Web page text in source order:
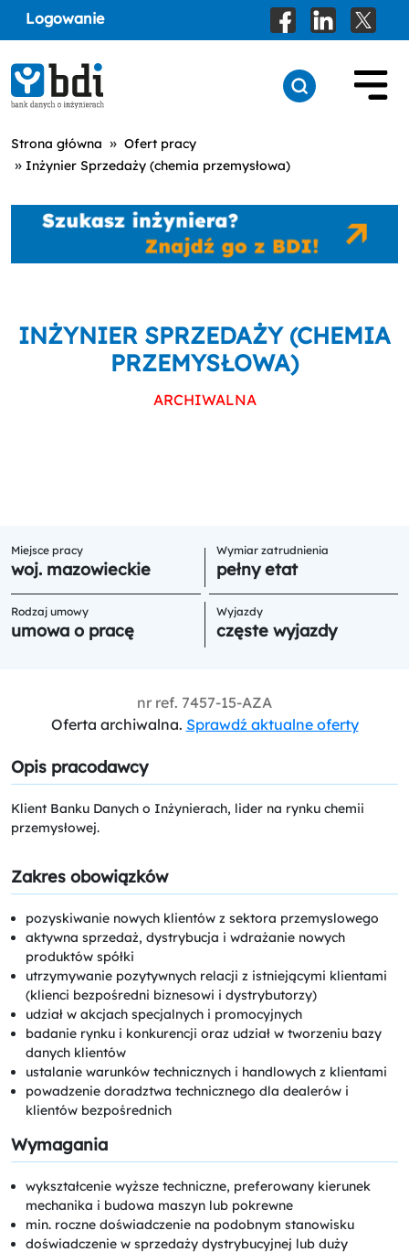
Logowanie
Strona główna » Ofert pracy
» Inżynier Sprzedaży (chemia przemysłowa)
INŻYNIER SPRZEDAŻY (CHEMIA
PRZEMYSŁOWA)
ARCHIWALNA
Miejsce pracy
woj. mazowieckie
Wymiar zatrudnienia
pełny etat
Rodzaj umowy
umowa o pracę
Wyjazdy
częste wyjazdy
nr ref. 7457-15-AZA
Oferta archiwalna. Sprawdź aktualne oferty
Opis pracodawcy
Klient Banku Danych o Inżynierach, lider na rynku chemii
przemysłowej.
Zakres obowiązków
pozyskiwanie nowych klientów z sektora przemyslowego
aktywna sprzedaż, dystrybucja i wdrażanie nowych
produktów spółki
utrzymywanie pozytywnych relacji z istniejącymi klientami
(klienci bezpośredni biznesowi i dystrybutorzy)
udział w akcjach specjalnych i promocyjnych
badanie rynku i konkurencji oraz udział w tworzeniu bazy
danych klientów
ustalanie warunków technicznych i handlowych z klientami
powadzenie doradztwa technicznego dla dealerów i
klientów bezpośrednich
Wymagania
wykształcenie wyższe techniczne, preferowany kierunek
mechanika i budowa maszyn lub pokrewne
min. roczne doświadczenie na podobnym stanowisku
doświadczenie w sprzedaży dystrybucyjnej lub duży